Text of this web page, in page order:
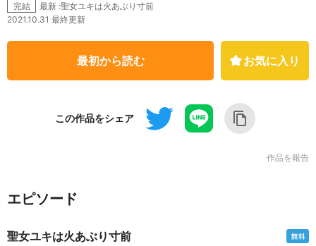
完結
最新 :聖女ユキは火あぶり寸前
2021.10.31 最終更新
最初から読む お気に入り
この作品をシェア
作品を報告
エピソード
聖女ユキは火あぶり寸前